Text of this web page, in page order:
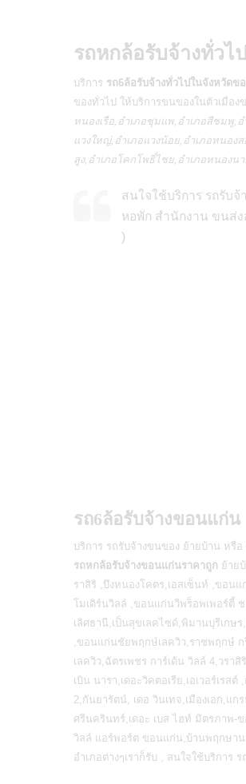
รถหกล้อรับจ้างทั่ว
บริการ รถ6ล้อรับจ้างทั่วไปในจังหวัดข
ของทั่วไป ให้บริการขนของในตัวเมือง
หนองเรือ,อำเภอชุมแพ,อำเภอสีชมพู,
แวงใหญ่,อำเภอแวงน้อย,อำเภอหนอง
สูง,อำเภอโคกโพธิ์ไชย,อำเภอหนองน
สนใจใช้บริการ รถรับ
หอพัก สำนักงาน ขนส่ง
)
รถ6ล้อรับจ้างขอนแก่น
บริการ รถรับจ้างขนของ ย้ายบ้าน หรือ
รถหกล้อรับจ้างขอนแก่นราคาถูก ย้าย
ราสิริ ,บึงหนองโคตร,เอสเซ็นท์ ,ขอน
โมเดิร์นวิลล์ ,ขอนแก่นวีพร็อพเพอร์ตี้
เลิศธานี,เป็นสุขเลคไซด์,พิมานบุรีเก
,ขอนแก่นชัยพฤกษ์เลควิว,ราชพฤกษ์ กรี
เลควิว,ฉัตรเพชร การ์เด้น วิลล์ 4,วรา
เบิน นารา,เดอะวิคตอเรีย,เอเวอร์เร
2,กันยารัตน์, เดอ วินเทจ,เมืองเอก,แ
ศรีนครินทร์,เดอะ เบส ไฮท์ มิตรภาพ-
วิลล์ แอร์พอร์ต ขอนแก่น,บ้านพฤกษา
อำเภอต่างๆเราก็รับ , สนใจใช้บริการ ร